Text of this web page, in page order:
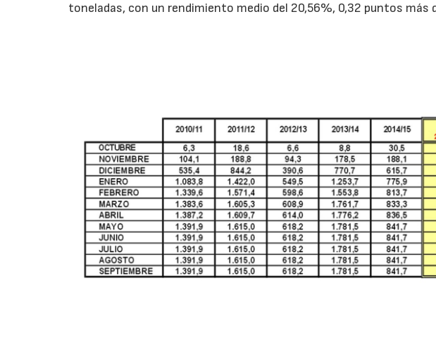
toneladas, con un rendimiento medio del 20,56%, 0,32 puntos más